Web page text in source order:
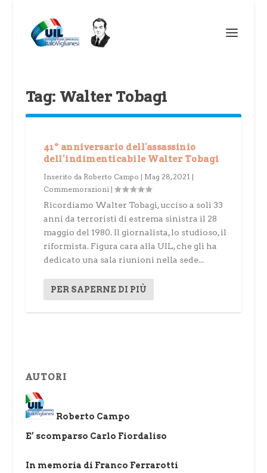
Tag: Walter Tobagi
41° anniversario dell’assassinio
dell’indimenticabile Walter Tobagi
Inserito da Roberto Campo | Mag 28, 2021 |
Commemorazioni|
Ricordiamo Walter Tobagi, ucciso a soli 33
anni da terroristi di estrema sinistra il 28
maggio del 1980. Il giornalista, lo studioso, il
riformista. Figura cara alla UIL, che gli ha
dedicato una sala riunioni nella sede...
PER SAPERNE DI PIÙ
AUTORI
Roberto Campo
E’ scomparso Carlo Fiordaliso
In memoria di Franco Ferrarotti